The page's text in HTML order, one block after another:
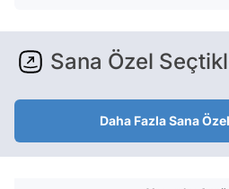
Sana Özel
Daha Fazla Sana